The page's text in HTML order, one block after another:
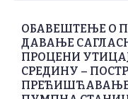
ОБАВЕШТЕЊЕ О
ДАВАЊЕ
ПРОЦЕНИ
СРЕДИНУ –